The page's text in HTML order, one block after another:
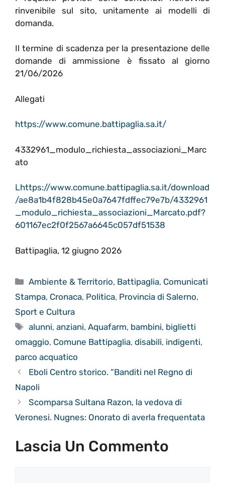
rinvenibile sul sito, unitamente ai modelli di
domanda.
Il termine di scadenza per la presentazione delle
domande di ammissione è fissato al giorno
21/06/2026
Allegati
https://www.comune.battipaglia.sa.it/
4332961_modulo_richiesta_associazioni_Marc
ato
Lhttps://www.comune.battipaglia.sa.it/download
/ae8a1b4f828b45e0a7647fdffec79e7b/4332961
_modulo_richiesta_associazioni_Marcato.pdf?
601167ec2f0f2567a6645c057df51538
Battipaglia, 12 giugno 2026
Categorie
Ambiente & Territorio, Battipaglia, Comunicati
Stampa, Cronaca, Politica, Provincia di Salerno,
Sport e Cultura
Tag
alunni,anziani,Aquafarm, bambini, biglietti
omaggio, Comune Battipaglia, disabili, indigenti,
parco acquatico
Eboli Centro storico. “Banditi nel Regno di
Napoli
Scomparsa Sultana Razon, la vedova di
Veronesi. Nugnes: Onorato di averla frequentata
Lascia Un Commento